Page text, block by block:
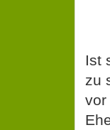
Ist
zu
vor